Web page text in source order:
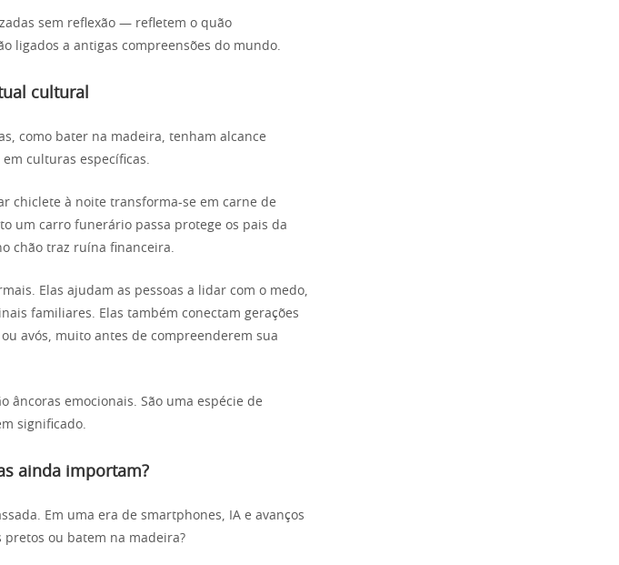
sem reflexão — refletem o quão
ligados a antigas compreensões do mundo.
cultural
como bater na madeira, tenham alcance
culturas específicas.
chiclete à noite transforma-se em carne de
um carro funerário passa protege os pais da
chão traz ruína financeira.
Elas ajudam as pessoas a lidar com o medo,
familiares. Elas também conectam gerações
avós, muito antes de compreenderem sua
âncoras emocionais. São uma espécie de
significado.
ainda importam?
Em uma era de smartphones, IA e avanços
pretos ou batem na madeira?